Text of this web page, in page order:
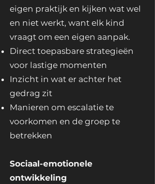
eigen praktijk en kijken wat wel
en niet werkt, want elk kind
vraagt om een eigen aanpak.
Direct toepasbare strategieën
voor lastige momenten
Inzicht in wat er achter het
gedrag zit
Manieren om escalatie te
voorkomen en de groep te
betrekken
Sociaal-emotionele
ontwikkeling